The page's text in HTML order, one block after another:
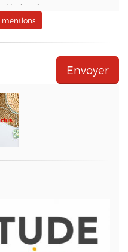
à :
signaletique.com)
site web et
net.fr) en qualité
qualité d'opérateur
d'hébergeur du
en tant que
, Emails
le Marketing
et libertés »,
d'accès aux
les faire rectifier en
mentions